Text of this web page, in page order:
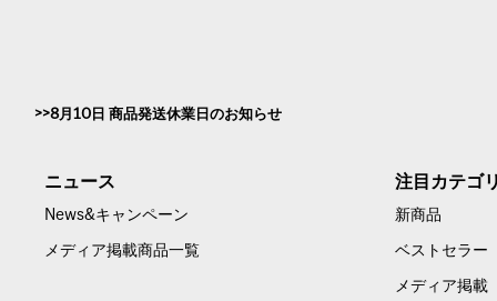
8月10日 商品発送休業日のお知らせ
ニュース
News&キャンペーン
メディア掲載商品一覧
注目カテゴ
新商品
ベストセラー
メディア掲載